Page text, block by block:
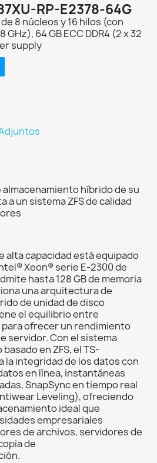
RP-E2378-64G
8 núcleos y 16 hilos (con
64 GB ECC DDR4 (2 x 32
supply
almacenamiento híbrido de su
a un sistema ZFS de calidad
alta capacidad está equipado
Xeon® serie E-2300 de
hasta 128 GB de memoria
una arquitectura de
de unidad de disco
el equilibrio entre
ofrecer un rendimiento
servidor. Con el sistema
en ZFS, el TS-
la integridad de los datos con
en línea, instantáneas
SnapSync en tiempo real
Leveling), ofreciendo
ideal que
empresariales
de archivos, servidores de
de